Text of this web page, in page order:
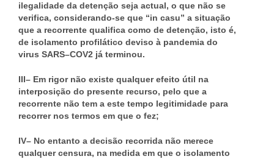
ilegalidade da detenção seja actual, o que não se
verifica, considerando-se que “in casu” a situação
que a recorrente qualifica como de detenção, isto é,
de isolamento profilático deviso à pandemia do
virus SARS–COV2 já terminou.
III– Em rigor não existe qualquer efeito útil na
interposição do presente recurso, pelo que a
recorrente não tem a este tempo legitimidade para
recorrer nos termos em que o fez;
IV– No entanto a decisão recorrida não merece
qualquer censura, na medida em que o isolamento